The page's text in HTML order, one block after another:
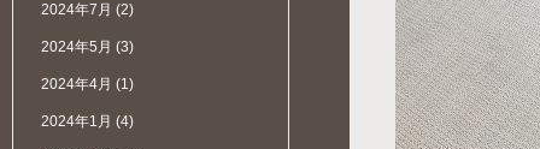
2024年7月 (2)
2024年5月 (3)
2024年4月 (1)
2024年1月 (4)